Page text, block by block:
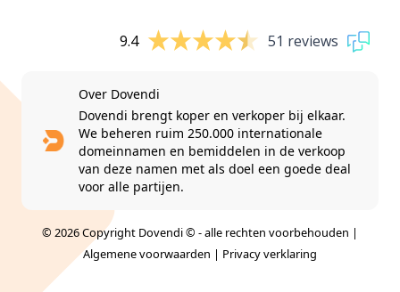
9.4 51 reviews
Over Dovendi
Dovendi brengt koper en verkoper bij elkaar.
We beheren ruim 250.000 internationale
domeinnamen en bemiddelen in de verkoop
van deze namen met als doel een goede deal
voor alle partijen.
© 2026 Copyright Dovendi © - alle rechten voorbehouden |
Algemene voorwaarden | Privacy verklaring